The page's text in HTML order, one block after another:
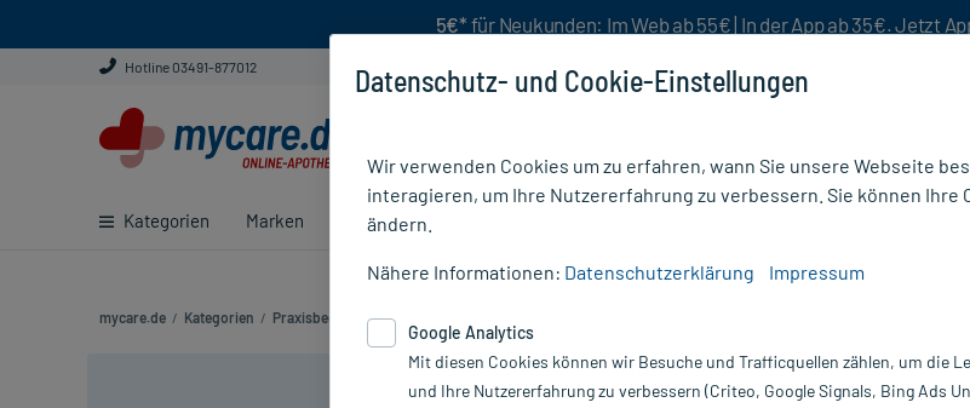
5€* für Neukunden: Im Web ab 55€ | In der App ab 35€. Jetzt
Hotline 03491-877012
Kategorien Marken Ratgeber
mycare.de / Kategorien / Praxisbedarf / Verbandsmaterial
Nur für kurze Zeit:Gratis-Versand* ab 19€
Datenschutz- und Cookie-Einstellungen
Wir verwenden Cookies um zu erfahren, wann Sie unsere Webseite
interagieren, um Ihre Nutzererfahrung zu verbessern. Sie können
ändern.
Nähere Informationen: Datenschutzerklärung Impressum
Google Analytics
Mit diesen Cookies können wir Besuche und Trafficquellen zählen, um die
und Ihre Nutzererfahrung zu verbessern (Criteo, Google Signals, Bing Ads